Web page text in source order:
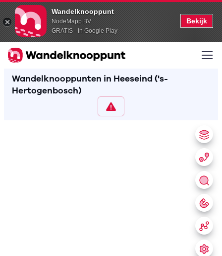
Wandelknooppunt
NodeMapp BV
GRATIS - In Google Play
Bekijk
Wandelknooppunten in Heeseind ('s-
Hertogenbosch)